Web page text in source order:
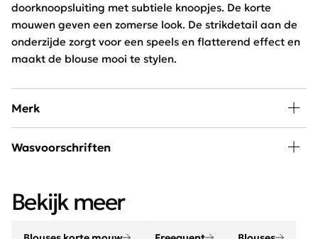
doorknoopsluiting met subtiele knoopjes. De korte
mouwen geven een zomerse look. De strikdetail aan de
onderzijde zorgt voor een speels en flatterend effect en
maakt de blouse mooi te stylen.
Merk
Mode, passie en creativiteit staan centraal bij
chique, elegant, stoer en helemaal van deze tijd.
Wasvoorschriften
Bekijk meer